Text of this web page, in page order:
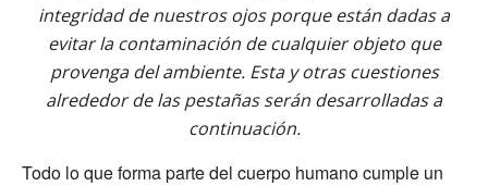
integridad de nuestros ojos porque están dadas a
evitar la contaminación de cualquier objeto que
provenga del ambiente. Esta y otras cuestiones
alrededor de las pestañas serán desarrolladas a
continuación.
Todo lo que forma parte del cuerpo humano cumple un